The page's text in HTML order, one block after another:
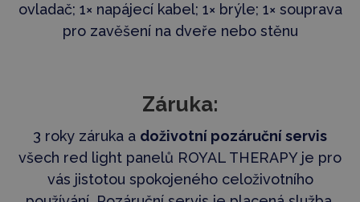
ovladač; 1× napájecí kabel; 1× brýle; 1× souprava
pro zavěšení na dveře nebo stěnu
Záruka:
3 roky záruka a doživotní pozáruční servis
všech red light panelů ROYAL THERAPY je pro
vás jistotou spokojeného celoživotního